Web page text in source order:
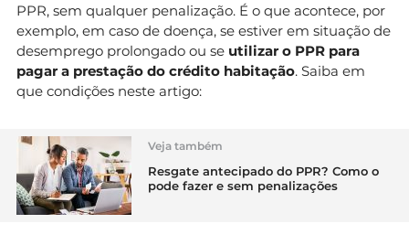
PPR, sem qualquer penalização. É o que acontece, por
exemplo, em caso de doença, se estiver em situação de
desemprego prolongado ou se utilizar o PPR para
pagar a prestação do crédito habitação. Saiba em
que condições neste artigo:
Veja também
Resgate antecipado do PPR? Como o
pode fazer e sem penalizações